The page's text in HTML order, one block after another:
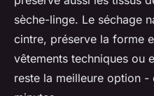
sèche-linge. Le séchage
cintre, préserve la forme
vêtements techniques ou
reste la meilleure option